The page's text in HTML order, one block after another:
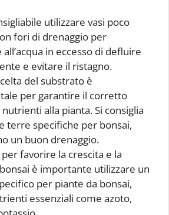
utilizzare vasi poco
fori di drenaggio per
in eccesso di defluire
e evitare il ristagno.
del substrato è
per garantire il corretto
alla pianta. Si consiglia
terre specifiche per bonsai,
un buon drenaggio.
per favorire la crescita e la
è importante utilizzare un
per piante da bonsai,
essenziali come azoto,